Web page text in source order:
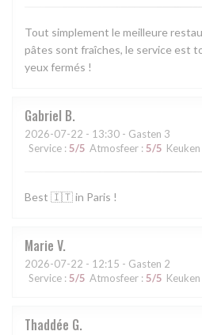
Tout simplement le meilleure
pâtes sont fraîches, le service est
yeux fermés !
Gabriel B
2026-07-22 - 13:30 - Gasten 3
Service : 5/5 Atmosfeer : 5/5 Keuken
Best 🇮🇹 in Paris !
Marie V
2026-07-22 - 12:15 - Gasten 2
Service : 5/5 Atmosfeer : 5/5 Keuken
Thaddée G